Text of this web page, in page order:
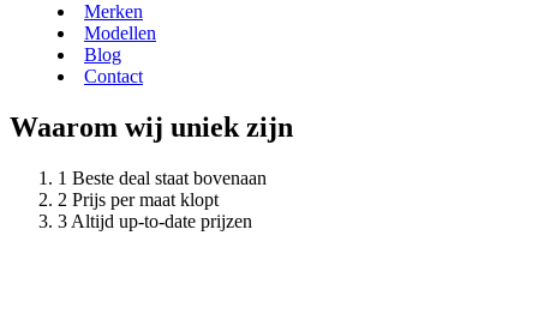
Merken
Modellen
Blog
Contact
Waarom wij uniek zijn
Beste deal staat bovenaan
Prijs per maat klopt
Altijd up-to-date prijzen